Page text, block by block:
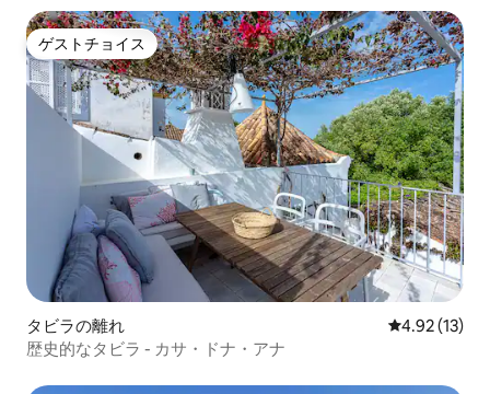
ゲストチョイス
ゲストチョイス
タビラの離れ レビュー13
4.92 (13)
歴史的なタビラ - カサ・ドナ・アナ